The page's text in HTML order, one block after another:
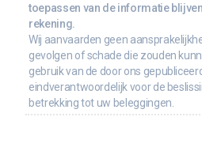
toepassen van de informatie
rekening.
Wij aanvaarden geen
gevolgen of schade die zouden
gebruik van de door ons
eindverantwoordelijk voor de
betrekking tot uw beleggingen.